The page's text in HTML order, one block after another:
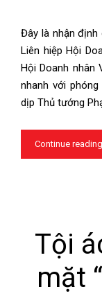
Đây là nhận định
Liên hiệp Hội
Hội Doanh nhân
nhanh với
dịp Thủ tướng
Continue
Tội
mặt